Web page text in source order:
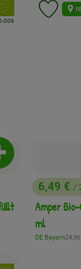
zum
006
, Preis:
6,49 € /
Amper
ml
, Herkunft:
DE Bayern,